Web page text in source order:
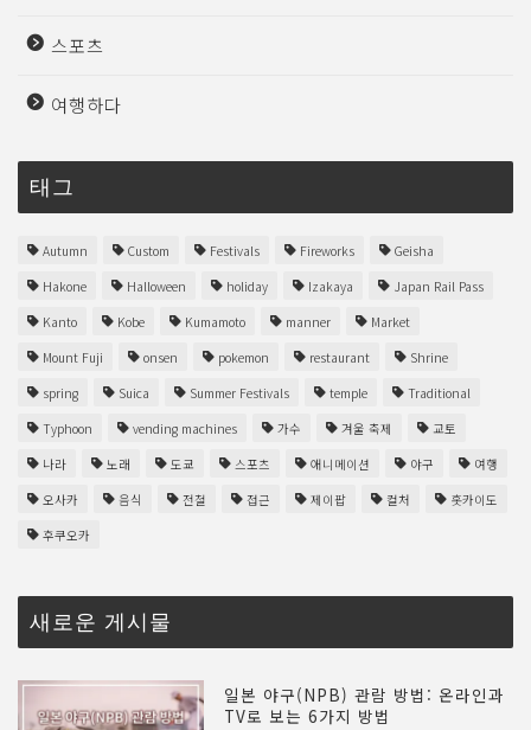
스포츠
여행하다
태그
Autumn Custom Festivals Fireworks
Geisha
Hakone
Halloween holiday Izakaya
Japan Rail Pass
Kanto
Kobe Kumamoto manner
Market
Mount Fuji
onsen pokemon restaurant
Shrine
spring
Suica Summer Festivals temple
Traditional
Typhoon
vending machines 가수 겨울 축제
교토
나라
노래 도쿄 스포츠 애니메이션 야구
여행
오사카
음식 전철 접근 제이팝 컬처
홋카이도
후쿠오카
새로운 게시물
일본 야구(NPB) 관람 방법: 온라인과
TV로 보는 6가지 방법